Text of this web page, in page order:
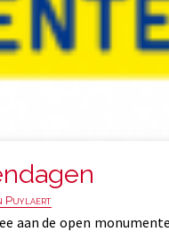
Puylaert
aan de open